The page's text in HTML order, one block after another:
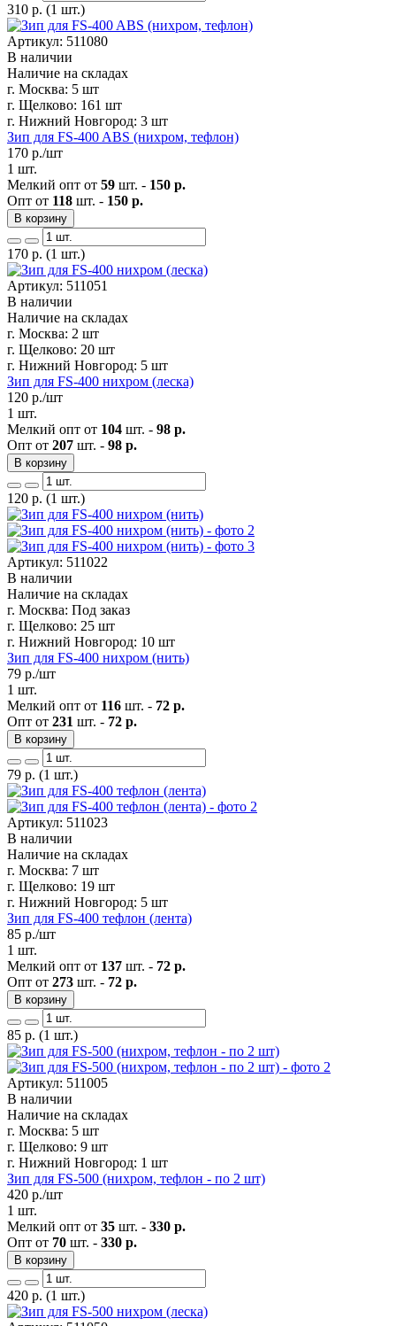
310 р. (1 шт.)
Артикул: 511080
В наличии
Наличие на складах
г. Москва: 5 шт
г. Щелково: 161 шт
г. Нижний Новгород: 3 шт
Зип для FS-400 ABS (нихром, тефлон)
170 р./шт
1 шт.
Мелкий опт от 59 шт. - 150 р.
Опт от 118 шт. - 150 р.
В корзину
170 р. (1 шт.)
Артикул: 511051
В наличии
Наличие на складах
г. Москва: 2 шт
г. Щелково: 20 шт
г. Нижний Новгород: 5 шт
Зип для FS-400 нихром (леска)
120 р./шт
1 шт.
Мелкий опт от 104 шт. - 98 р.
Опт от 207 шт. - 98 р.
В корзину
120 р. (1 шт.)
Артикул: 511022
В наличии
Наличие на складах
г. Москва: Под заказ
г. Щелково: 25 шт
г. Нижний Новгород: 10 шт
Зип для FS-400 нихром (нить)
79 р./шт
1 шт.
Мелкий опт от 116 шт. - 72 р.
Опт от 231 шт. - 72 р.
В корзину
79 р. (1 шт.)
Артикул: 511023
В наличии
Наличие на складах
г. Москва: 7 шт
г. Щелково: 19 шт
г. Нижний Новгород: 5 шт
Зип для FS-400 тефлон (лента)
85 р./шт
1 шт.
Мелкий опт от 137 шт. - 72 р.
Опт от 273 шт. - 72 р.
В корзину
85 р. (1 шт.)
Артикул: 511005
В наличии
Наличие на складах
г. Москва: 5 шт
г. Щелково: 9 шт
г. Нижний Новгород: 1 шт
Зип для FS-500 (нихром, тефлон - по 2 шт)
420 р./шт
1 шт.
Мелкий опт от 35 шт. - 330 р.
Опт от 70 шт. - 330 р.
В корзину
420 р. (1 шт.)